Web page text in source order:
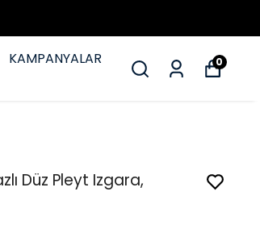
KAMPANYALAR 0
Düz Pleyt Izgara,